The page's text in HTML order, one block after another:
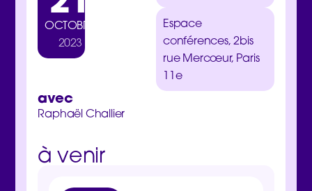
OCTOBRE
2023
Espace
conférences, 2bis
rue Mercœur, Paris
11e
avec
Raphaël Challier
à venir